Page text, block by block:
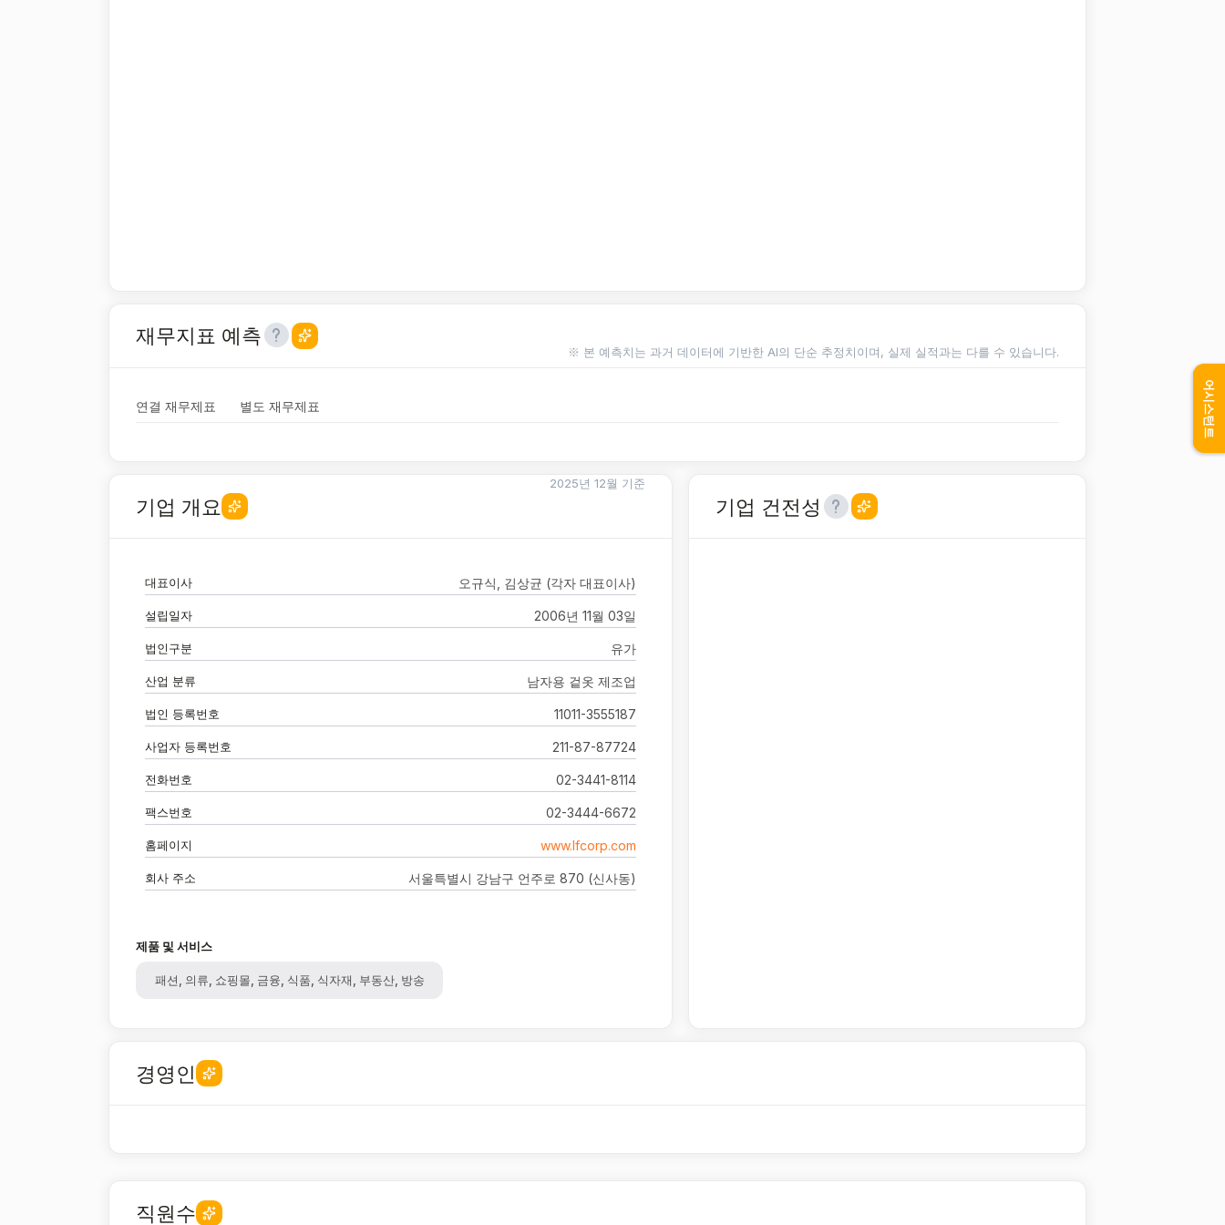
재무지표 예측
※ 본 예측치는 과거 데이터에 기반한 AI의 단순 추정치이며, 실제 실적과는 다를 수 있습니다.
연결 재무제표 별도 재무제표
기업 개요
2025년 12월 기준
대표이사 오규식, 김상균 (각자 대표이사)
설립일자 2006년 11월 03일
법인구분 유가
산업 분류 남자용 겉옷 제조업
법인 등록번호 11011-3555187
사업자 등록번호 211-87-87724
전화번호 02-3441-8114
팩스번호 02-3444-6672
홈페이지 www.lfcorp.com
회사 주소 서울특별시 강남구 언주로 870 (신사동)
제품 및 서비스
패션, 의류, 쇼핑몰, 금융, 식품, 식자재, 부동산, 방송
기업 건전성
경영인
직원수
어시스턴트